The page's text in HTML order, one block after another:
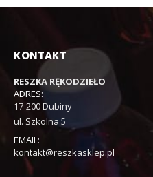
KONTAKT
RESZKA RĘKODZIEŁO
ADRES:
17-200 Dubiny
ul. Szkolna 5
EMAIL:
kontakt@reszkasklep.pl